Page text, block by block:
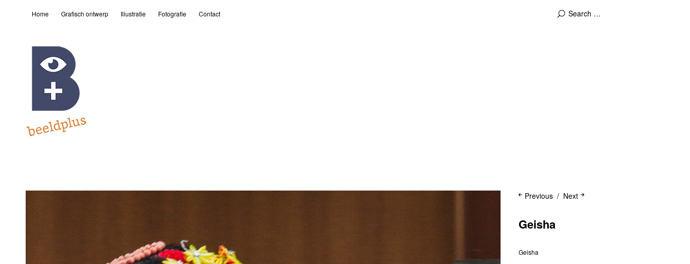
Home Grafisch ontwerp Illustratie Fotografie Contact
Next
Previous
Geisha
Geisha